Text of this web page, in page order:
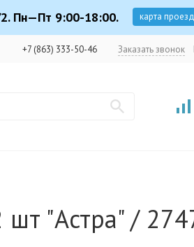
Пн—Пт 9:00-18:00. карта
+7 (863) 333-50-46 Заказать звонок
"Астра" /